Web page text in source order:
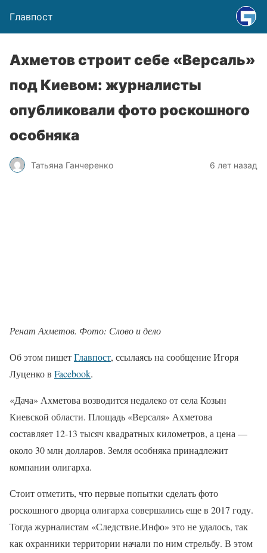
Главпост
Ахметов строит себе «Версаль»
под Киевом: журналисты
опубликовали фото роскошного
особняка
Татьяна Ганчеренко 6 лет назад
Ренат Ахметов. Фото: Слово и дело
Об этом пишетГлавпост, ссылаясь на сообщение Игоря
Луценко в Facebook.
«Дача» Ахметова возводится недалеко от села Козын
Киевской области. Площадь «Версаля» Ахметова
составляет 12-13 тысяч квадратных километров, а цена —
около 30 млн долларов. Земля особняка принадлежит
компании олигарха.
Стоит отметить, что первые попытки сделать фото
роскошного дворца олигарха совершались еще в 2017 году.
Тогда журналистам «Следствие.Инфо» это не удалось, так
как охранники территории начали по ним стрельбу. В этом